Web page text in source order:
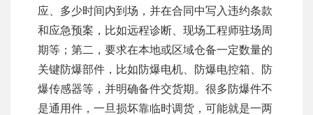
应、多少时间内到场，并在合同中写入违约条款
和应急预案，比如远程诊断、现场工程师驻场周
期等；第二，要求在本地或区域仓备一定数量的
关键防爆部件，比如防爆电机、防爆电控箱、防
爆传感器等，并明确备件交货期。很多防爆件不
是通用件，一旦损坏靠临时调货，可能就是一两